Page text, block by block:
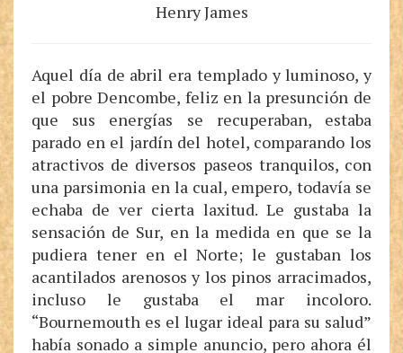
Henry James
Aquel día de abril era templado y luminoso, y
el pobre Dencombe, feliz en la presunción de
que sus energías se recuperaban, estaba
parado en el jardín del hotel, comparando los
atractivos de diversos paseos tranquilos, con
una parsimonia en la cual, empero, todavía se
echaba de ver cierta laxitud. Le gustaba la
sensación de Sur, en la medida en que se la
pudiera tener en el Norte; le gustaban los
acantilados arenosos y los pinos arracimados,
incluso le gustaba el mar incoloro.
“Bournemouth es el lugar ideal para su salud”
había sonado a simple anuncio, pero ahora él